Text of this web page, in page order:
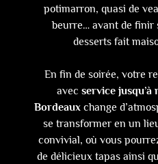
potimarron, quasi de
beurre… avant de finir
desserts fait
En fin de soirée, votre
avec service jusqu’à
Bordeaux change
se transformer en un
convivial, où vous
de délicieux tapas ainsi